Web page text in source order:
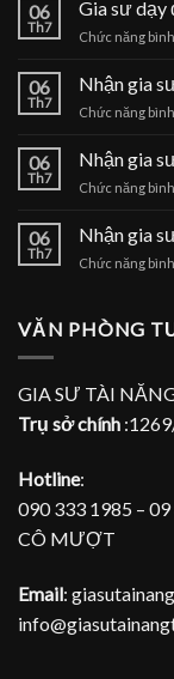
06
Th7
Gia sư dạy
Chức năng
06
Th7
Nhận gia
Chức năng
06
Th7
Nhận gia
Chức năng
06
Th7
Nhận gia
Chức năng
VĂN PHÒNG
GIA SƯ TÀI
Trụ sở chính
Hotline:
090 333 1985 –
CÔ MƯỢT
Email: